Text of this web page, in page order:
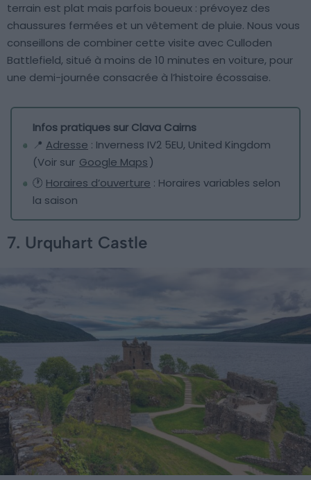
terrain est plat mais parfois boueux : prévoyez des
chaussures fermées et un vêtement de pluie. Nous vous
conseillons de combiner cette visite avec Culloden
Battlefield, situé à moins de 10 minutes en voiture, pour
une demi-journée consacrée à l’histoire écossaise.
Infos pratiques sur Clava Cairns
📍 Adresse : Inverness IV2 5EU, United Kingdom
(Voir sur Google Maps)
🕐 Horaires d’ouverture : Horaires variables selon
la saison
7. Urquhart Castle